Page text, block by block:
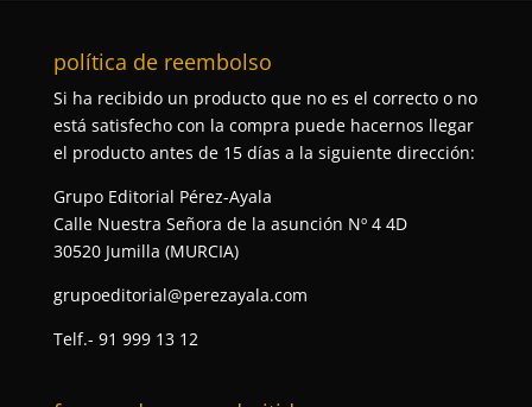
política de reembolso
Si ha recibido un producto que no es el correcto o no
está satisfecho con la compra puede hacernos llegar
el producto antes de 15 días a la siguiente dirección:
Grupo Editorial Pérez-Ayala
Calle Nuestra Señora de la asunción Nº 4 4D
30520 Jumilla (MURCIA)
grupoeditorial@perezayala.com
Telf.- 91 999 13 12